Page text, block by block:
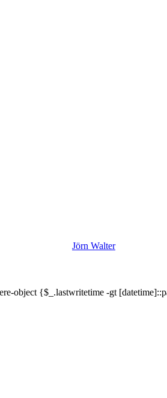
Jörn Walter
object {$_.lastwritetime -gt